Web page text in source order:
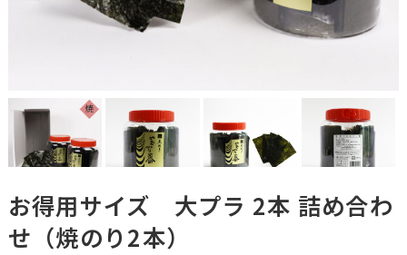
お得用サイズ 大プラ 2本 詰め合わ
せ（焼のり2本）